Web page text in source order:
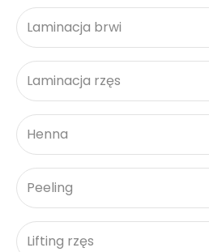
Laminacja brwi
Laminacja rzęs
Henna
Peeling
Lifting rzęs